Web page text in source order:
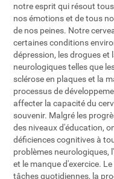
notre esprit qui résout
nos émotions et de tous
de nos peines. Notre
certaines conditions
dépression, les drogues et
neurologiques telles que
sclérose en plaques et la
processus de
affecter la capacité du
souvenir. Malgré les
des niveaux d'éducation,
déficiences cognitives à
problèmes neurologiques,
et le manque d'exercice.
tâches quotidiennes, la